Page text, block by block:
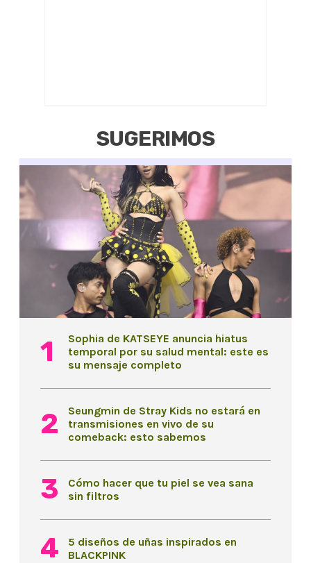
SUGERIMOS
Sophia de KATSEYE anuncia hiatus
temporal por su salud mental: este es
su mensaje completo
Seungmin de Stray Kids no estará en
transmisiones en vivo de su
comeback: esto sabemos
Cómo hacer que tu piel se vea sana
sin filtros
5 diseños de uñas inspirados en
BLACKPINK